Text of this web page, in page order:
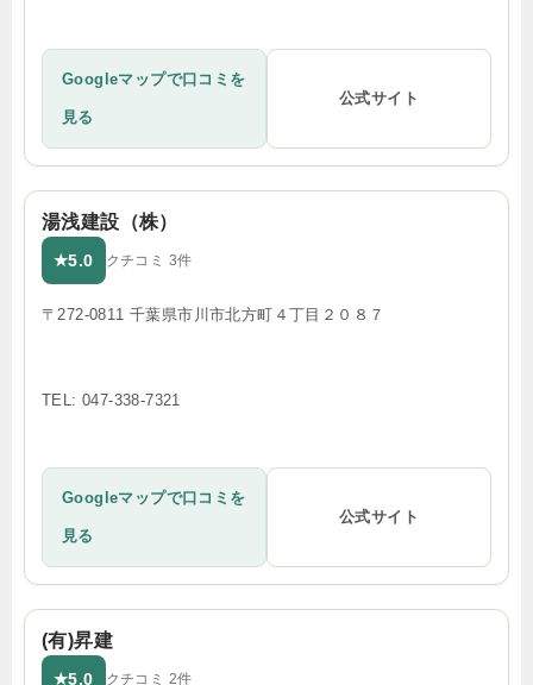
Googleマップで口コミを
見る
公式サイト
湯浅建設（株）
★5.0 クチコミ 3件
〒272-0811 千葉県市川市北方町４丁目２０８７
TEL: 047-338-7321
Googleマップで口コミを
見る
公式サイト
(有)昇建
★5.0 クチコミ 2件